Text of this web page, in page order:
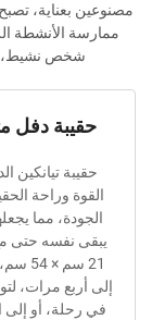
تصبح هذه الحقيبة
الرياضية أو
نشيط، وهي تجمع بحق
دفل متينة
تيانكين الدفلية هي
الحقيبة خفيفة
مما يجعلها مقاومة
21 سم × 54 سم، وهو
مرات، لتوفر
أو إلى الصالة